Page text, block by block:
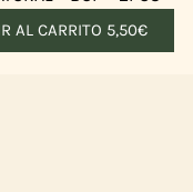
AL CARRITO 5,50€